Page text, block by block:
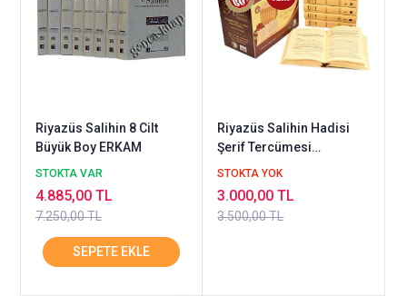
Riyazüs Salihin 8 Cilt
Büyük Boy ERKAM
STOKTA VAR
7.250,00 TL
4.885,00 TL
Riyazüs Salihin Hadisi
Şerif Tercümesi
Sempatik Cep Boy 8
STOKTA YOK
3.500,00 TL
3.000,00 TL